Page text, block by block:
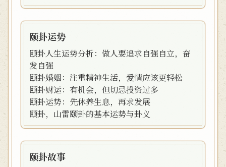
颐卦运势
颐卦人生运势分析：做人要追求自强自立，奋
发自强
颐卦婚姻：注重精神生活，爱情应该更轻松
颐卦财运：有机会，但切忌投资过多
颐卦运势：先休养生息，再求发展
颐卦，山雷颐卦的基本运势与卦义
颐卦故事